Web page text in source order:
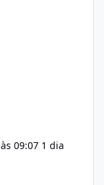
09:07 1 dia
Behind This